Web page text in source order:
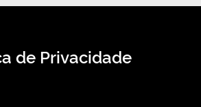
de Privacidade